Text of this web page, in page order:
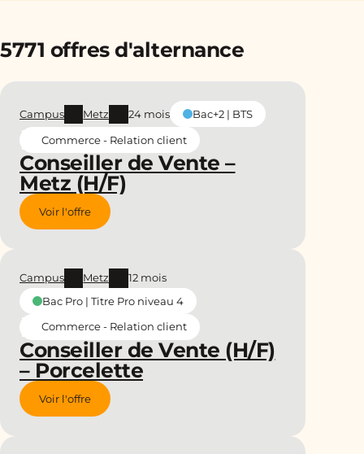
5771 offres d'alternance
Conseiller de Vente –
Metz (H/F)
Campus Metz 24 mois
Bac+2 | BTS
Commerce - Relation client
Voir l'offre
Conseiller de Vente (H/F)
– Porcelette
Campus Metz
12 mois
Bac Pro | Titre Pro niveau 4
Commerce - Relation client
Voir l'offre